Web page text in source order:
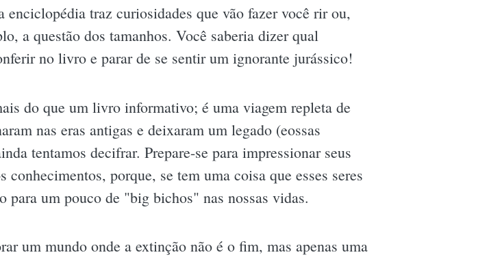
traz curiosidades que vão fazer você rir ou,
a questão dos tamanhos. Você saberia dizer qual
no livro e parar de se sentir um ignorante jurássico!
do que um livro informativo; é uma viagem repleta de
nas eras antigas e deixaram um legado (eossas
tentamos decifrar. Prepare-se para impressionar seus
porque, se tem uma coisa que esses seres
para um pouco de "big bichos" nas nossas vidas.
um mundo onde a extinção não é o fim, mas apenas uma